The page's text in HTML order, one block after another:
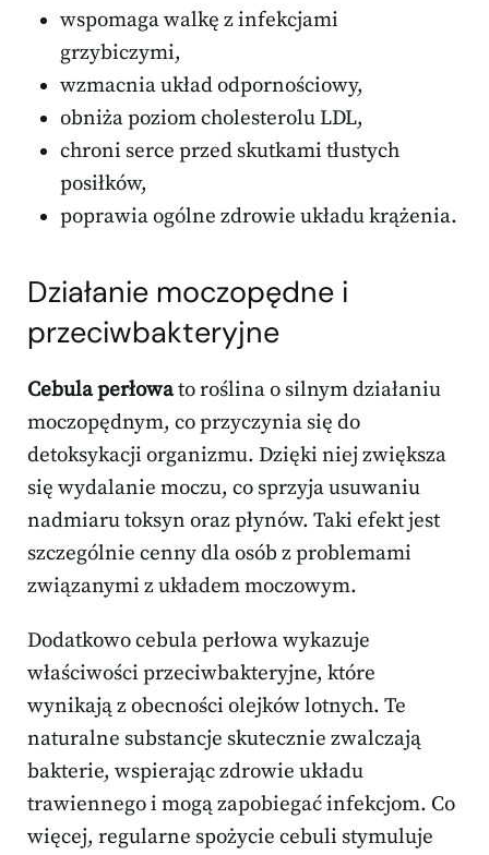
wspomaga walkę z infekcjami
grzybiczymi,
wzmacnia układ odpornościowy,
obniża poziom cholesterolu LDL,
chroni serce przed skutkami tłustych
posiłków,
poprawia ogólne zdrowie układu krążenia.
Działanie moczopędne i
przeciwbakteryjne
Cebula perłowato roślina o silnym działaniu
moczopędnym, co przyczynia się do
detoksykacji organizmu. Dzięki niej zwiększa
się wydalanie moczu, co sprzyja usuwaniu
nadmiaru toksyn oraz płynów. Taki efekt jest
szczególnie cenny dla osób z problemami
związanymi z układem moczowym.
Dodatkowo cebula perłowa wykazuje
właściwości przeciwbakteryjne, które
wynikają z obecności olejków lotnych. Te
naturalne substancje skutecznie zwalczają
bakterie, wspierając zdrowie układu
trawiennego i mogą zapobiegać infekcjom. Co
więcej, regularne spożycie cebuli stymuluje